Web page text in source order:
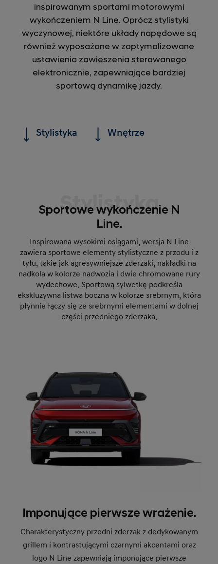
inspirowanym sportami motorowymi
wykończeniem N Line. Oprócz stylistyki
wyczynowej, niektóre układy napędowe są
również wyposażone w zoptymalizowane
ustawienia zawieszenia sterowanego
elektronicznie, zapewniające bardziej
sportową dynamikę jazdy.
Stylistyka Wnętrze
Stylistyka
Sportowe wykończenie N
Line.
Inspirowana wysokimi osiągami, wersja N Line
zawiera sportowe elementy stylistyczne z przodu i z
tyłu, takie jak agresywniejsze zderzaki, nakładki na
nadkola w kolorze nadwozia i dwie chromowane rury
wydechowe. Sportową sylwetkę podkreśla
ekskluzywna listwa boczna w kolorze srebrnym, która
płynnie łączy się ze srebrnymi elementami w dolnej
części przedniego zderzaka.
Imponujące pierwsze wrażenie.
Charakterystyczny przedni zderzak z dedykowanym
grillem i kontrastującymi czarnymi akcentami oraz
logo N Line zapewniają imponujące pierwsze